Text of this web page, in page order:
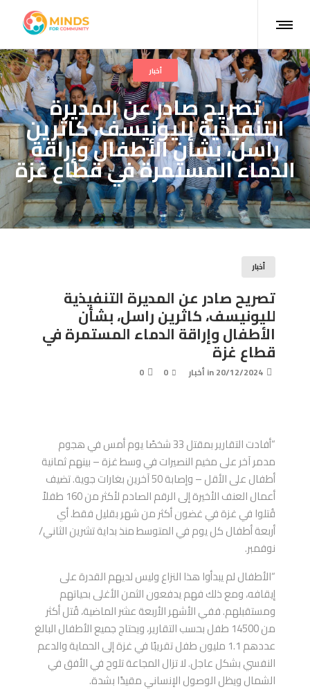
أخبار
تصريح صادر عن المديرة
التنفيذية لليونيسف، كاثرين
راسل، بشأن الأطفال وإراقة
الدماء المستمرة في قطاع غزة
أخبار
تصريح صادر عن المديرة التنفيذية
لليونيسف، كاثرين راسل، بشأن
الأطفال وإراقة الدماء المستمرة في
قطاع غزة
20/12/2024
inأخبار 0
0
“أفادت التقارير بمقتل 33 شخصًا يوم أمس في هجوم
مدمر آخر على مخيم النصيرات في وسط غزة – بينهم ثمانية
أطفال على الأقل – وإصابة 50 آخرين بغارات جوية. تضيف
أعمال العنف الأخيرة إلى الرقم الصادم لأكثر من 160 طفلاً
قُتلوا في غزة في غضون أكثر من شهر بقليل فقط. أي
أربعة أطفال كل يوم في المتوسط منذ بداية تشرين الثاني/
نوفمبر.
“الأطفال لم يبدأوا هذا النزاع وليس لديهم القدرة على
إيقافه، ومع ذلك فهم يدفعون الثمن الأغلى بحياتهم
ومستقبلهم. ففي الأشهر الأربعة عشر الماضية، قُتل أكثر
من 14500 طفل بحسب التقارير، ويحتاج جميع الأطفال البالغ
عددهم 1.1 مليون طفل تقريبًا في غزة إلى الحماية والدعم
النفسي بشكل عاجل. لا تزال المجاعة تلوح في الأفق في
الشمال ويظل الوصول الإنساني مقيدًا بشدة.